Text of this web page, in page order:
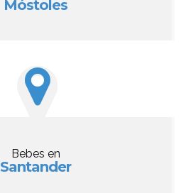
Móstoles
Bebes en
Santander